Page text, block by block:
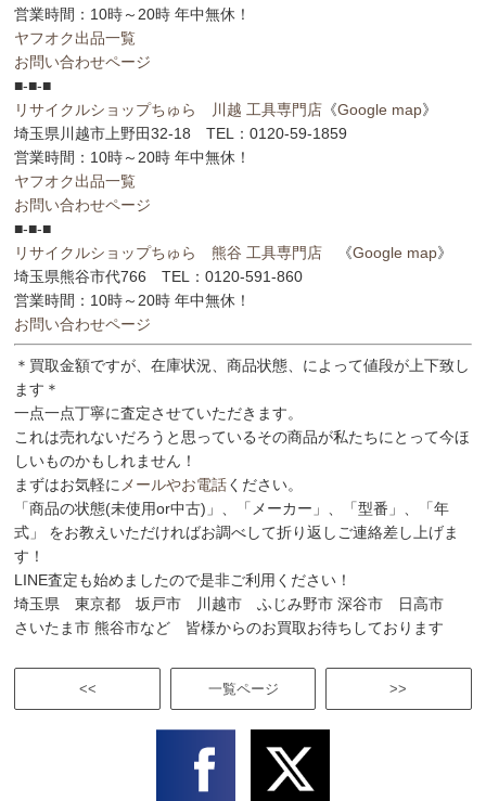
営業時間：10時～20時 年中無休！
ヤフオク出品一覧
お問い合わせページ
■-■-■
リサイクルショップちゅら 川越 工具専門店 《Google map》
埼玉県川越市上野田32-18 TEL：0120-59-1859
営業時間：10時～20時 年中無休！
ヤフオク出品一覧
お問い合わせページ
■-■-■
リサイクルショップちゅら 熊谷 工具専門店 《Google map》
埼玉県熊谷市代766 TEL：0120-591-860
営業時間：10時～20時 年中無休！
お問い合わせページ
＊買取金額ですが、在庫状況、商品状態、によって値段が上下致し
ます＊
一点一点丁寧に査定させていただきます。
これは売れないだろうと思っているその商品が私たちにとって今ほ
しいものかもしれません！
まずはお気軽に メールやお電話ください。
「商品の状態(未使用or中古)」、「メーカー」、「型番」、「年
式」 をお教えいただければお調べして折り返しご連絡差し上げま
す！
LINE査定も始めましたので是非ご利用ください！
埼玉県 東京都 坂戸市 川越市 ふじみ野市 深谷市 日高市
さいたま市 熊谷市など 皆様からのお買取お待ちしております
<< >>
一覧ページ